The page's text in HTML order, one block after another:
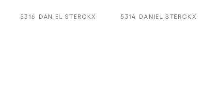
5316 DANIEL STERCKX 5314 DANIEL STERCKX